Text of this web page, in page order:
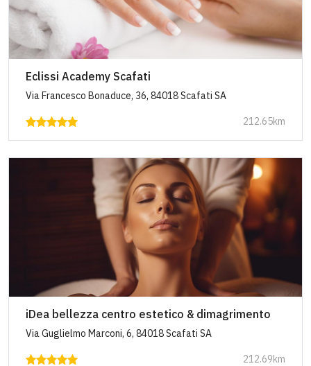
Eclissi Academy Scafati
Via Francesco Bonaduce, 36, 84018 Scafati SA
212.65km
iDea bellezza centro estetico & dimagrimento
Via Guglielmo Marconi, 6, 84018 Scafati SA
212.69km